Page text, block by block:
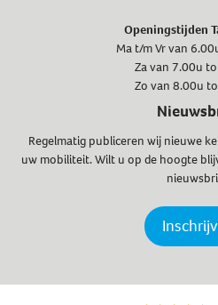
Openingstijden
Ma t/m Vr van
Za van 7.00u
Zo van 8.00u
Regelmatig publiceren wij nieuwe
uw mobiliteit. Wilt u op de hoogte